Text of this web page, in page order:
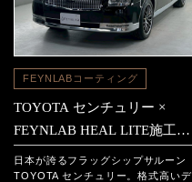
FEYNLABコーティング
TOYOTA センチュリー ×
FEYNLAB HEAL LITE施工事
例
日本が誇るフラッグシップサルーン
TOYOTA センチュリー。格式高いデ